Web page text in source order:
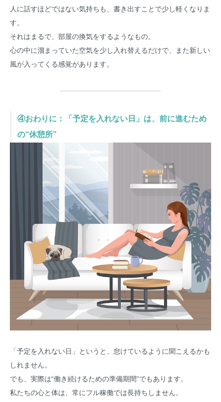
人に話すほどではない気持ちも、書き出すことで少し軽くなりま
す。
それはまるで、部屋の換気をするようなもの。
心の中に溜まっていた空気を少し入れ替えるだけで、また新しい
風が入ってくる感覚があります。
④おわりに：「予定を入れない日」は、前に進むため
の“休憩所”
「予定を入れない日」というと、怠けているように聞こえるかも
しれません。
でも、実際は“働き続けるための準備期間”でもあります。
私たちの心と体は、常にフル稼働では長持ちしません。